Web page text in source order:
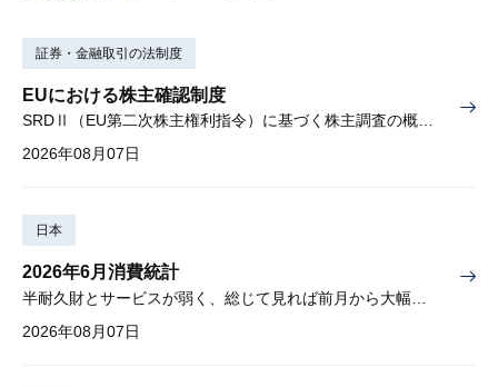
証券・金融取引の法制度
EUにおける株主確認制度
SRDⅡ（EU第二次株主権利指令）に基づく株主調査の概要と課題
2026年08月07日
日本
2026年6月消費統計
2026年08月07日